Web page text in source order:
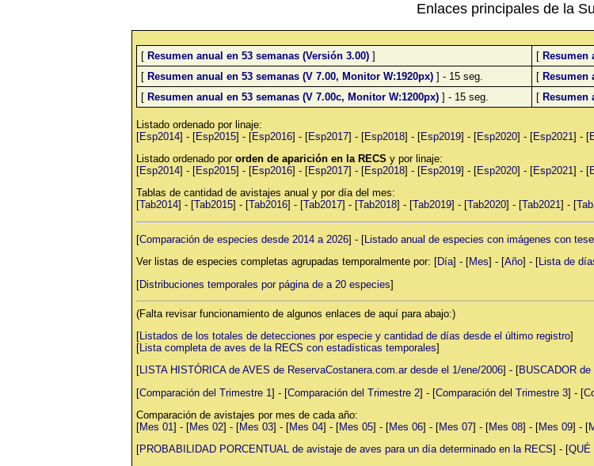
Enlaces principales de la
[ Resumen anual en 53 semanas (Versión 3.00) ] [ Resumen
[ Resumen anual en 53 semanas (V 7.00, Monitor W:1920px) ] - 15 seg. [ Resumen
[ Resumen anual en 53 semanas (V 7.00c, Monitor W:1200px) ] - 15 seg. [ Resumen
Listado ordenado por linaje:
[Esp2014] - [Esp2015] - [Esp2016] - [Esp2017] - [Esp2018] - [Esp2019] - [Esp2020] - [Esp2021] - [
Listado ordenado por orden de aparición en la RECS y por linaje:
[Esp2014] - [Esp2015] - [Esp2016] - [Esp2017] - [Esp2018] - [Esp2019] - [Esp2020] - [Esp2021 ] - [
Tablas de cantidad de avistajes anual y por día del mes:
[Tab2014] - [Tab2015] - [Tab2016] - [Tab2017] - [Tab2018] - [Tab2019] - [Tab2020] - [Tab2021] - [
[Comparación de especies desde 2014 a 2026] - [ Listado anual de especies con imágenes con
Ver listas de especies completas agrupadas temporalmente por: [Día] - [Mes] - [Año] - [Lista de
[Distribuciones temporales por página de a 20 especies]
(Falta revisar funcionamiento de algunos enlaces de aquí para abajo:)
[ Listados de los totales de detecciones por especie y cantidad de días desde el último registro]
[ Lista completa de aves de la RECS con estadísticas temporales]
[LISTA HISTÓRICA de AVES de ReservaCostanera.com.ar desde el 1/ene/2006] - [BUSCADOR
[Comparación del Trimestre 1] - [Comparación del Trimestre 2] - [Comparación del Trimestre 3] - [
Comparación de avistajes por mes de cada año:
[Mes 01 ] - [Mes 02] - [Mes 03] - [Mes 04] - [Mes 05] - [Mes 06] - [Mes 07] - [Mes 08] - [Mes 09] - [
[PROBABILIDAD PORCENTUAL de avistaje de aves para un día determinado en la RECS] - [QUÉ